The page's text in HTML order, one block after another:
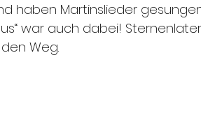
haben Martinslieder
war auch dabei!
Weg.